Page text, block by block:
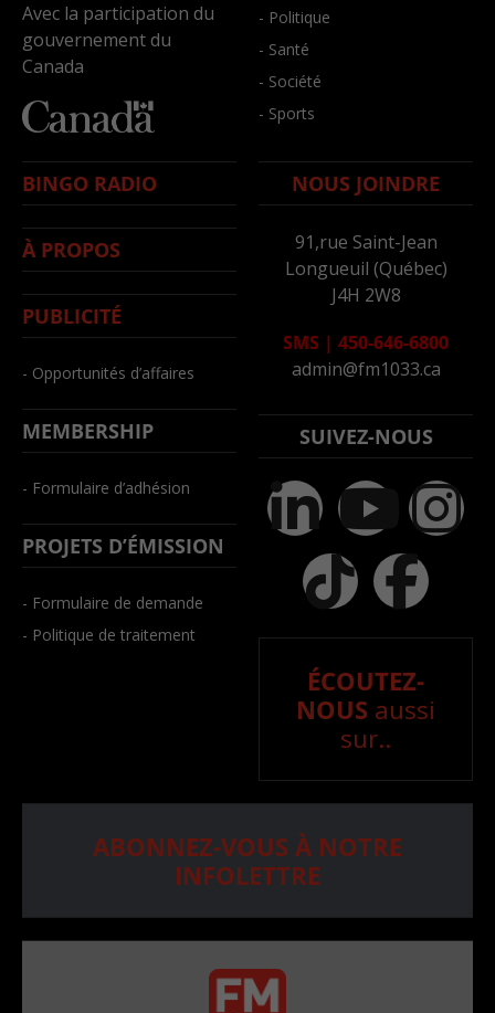
Avec la participation du
gouvernement du
Canada
- Politique
- Santé
- Société
- Sports
BINGO RADIO
À PROPOS
PUBLICITÉ
- Opportunités d’affaires
MEMBERSHIP
- Formulaire d’adhésion
PROJETS D’ÉMISSION
- Formulaire de demande
- Politique de traitement
NOUS JOINDRE
91,rue Saint-Jean
Longueuil (Québec)
J4H 2W8
SMS | 450-646-6800
admin@fm1033.ca
SUIVEZ-NOUS
ÉCOUTEZ-
NOUS aussi
sur..
ABONNEZ-VOUS À NOTRE
INFOLETTRE